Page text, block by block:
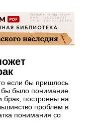
если бы пришлось
бы было понимание.
брак, построены на
проблем в
понимания со